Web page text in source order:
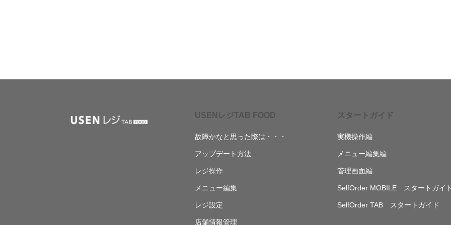
USENレジTAB FOOD
故障かなと思った際は・・・
アップデート方法
レジ操作
メニュー編集
レジ設定
店舗情報管理
スタートガイド
実機操作編
メニュー編集編
管理画面編
SelfOrder MOBILE スタートガイ
SelfOrder TAB スタートガイド